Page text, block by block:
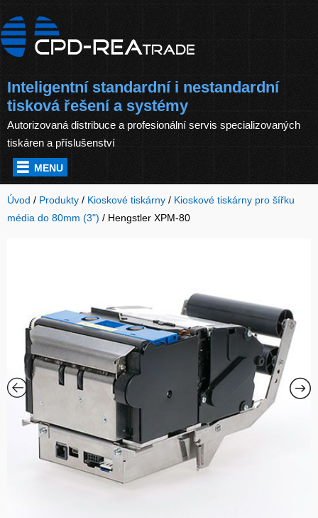
Inteligentní standardní i nestandardní
tisková řešení a systémy
Autorizovaná distribuce a profesionální servis specializovaných
tiskáren a příslušenství
MENU
Úvod / Produkty / Kioskové tiskárny / Kioskové tiskárny pro šířku
média do 80mm (3") / Hengstler XPM-80